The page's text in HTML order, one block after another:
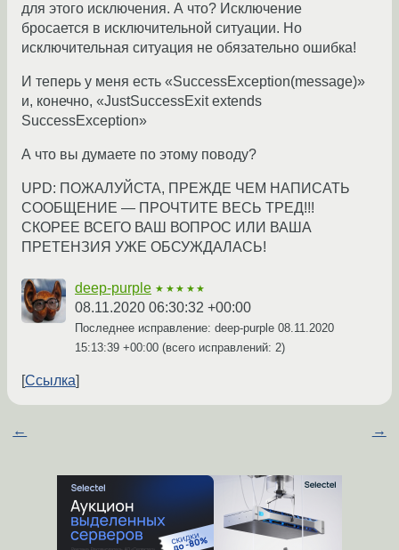
для этого исключения. А что? Исключение
бросается в исключительной ситуации. Но
исключительная ситуация не обязательно ошибка!
И теперь у меня есть «SuccessException(message)»
и, конечно, «JustSuccessExit extends
SuccessException»
А что вы думаете по этому поводу?
UPD: ПОЖАЛУЙСТА, ПРЕЖДЕ ЧЕМ НАПИСАТЬ
СООБЩЕНИЕ — ПРОЧТИТЕ ВЕСЬ ТРЕД!!!
СКОРЕЕ ВСЕГО ВАШ ВОПРОС ИЛИ ВАША
ПРЕТЕНЗИЯ УЖЕ ОБСУЖДАЛАСЬ!
deep-purple ★★★★★
08.11.2020 06:30:32 +00:00
Последнее исправление: deep-purple 08.11.2020
15:13:39 +00:00 (всего исправлений: 2)
Ссылка
← →